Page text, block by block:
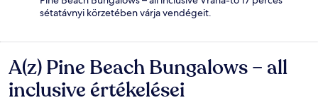
sétatávnyi körzetében várja vendégeit.
Értékelések
A(z) Pine Beach Bungalows – all
inclusive értékelései